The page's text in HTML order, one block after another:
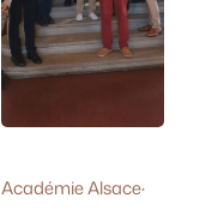
par la Société des
Analystes
Financiers en
analyse…
Académie Alsace·